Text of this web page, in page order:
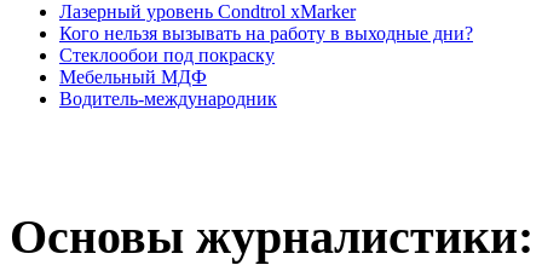
Лазерный уровень Condtrol xMarker
Кого нельзя вызывать на работу в выходные дни?
Стеклообои под покраску
Мебельный МДФ
Водитель-международник
Основы журналистики: